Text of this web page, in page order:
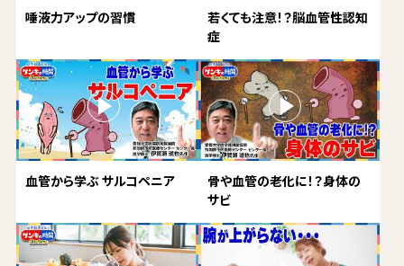
唾液力アップの習慣
若くても注意！？脳血管性認知
症
血管から学ぶ サルコペニア
骨や血管の老化に！？身体の
サビ